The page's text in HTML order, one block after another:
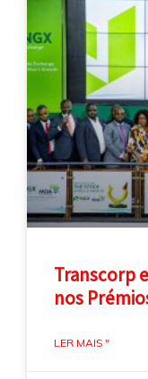
Transcorp
nos
LER MAIS "